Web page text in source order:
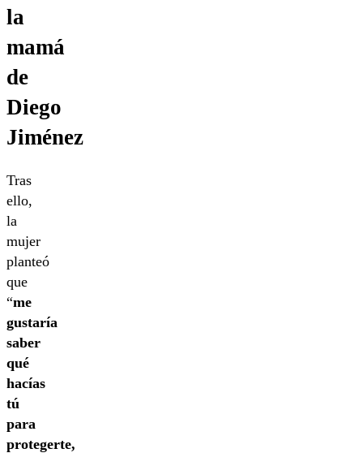
la
mamá
de
Diego
Jiménez
Tras
ello,
la
mujer
planteó
que
“me
gustaría
saber
qué
hacías
tú
para
protegerte,